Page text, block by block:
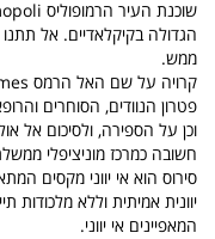
הגדולה בקיקלאדיים. אל
ממש.
פטרון הנוודים, הסוחרים
וכן על הספירה, ולסיכום אל
חשובה כמרכז מוניציפלי
סירוס הוא אי יווני מקסים
יוונית אמיתית וללא מלכודות
המאפיינים אי יווני.